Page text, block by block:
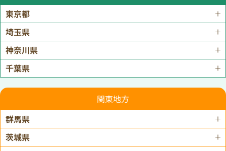
東京都
埼玉県
神奈川県
千葉県
関東地方
群馬県
茨城県